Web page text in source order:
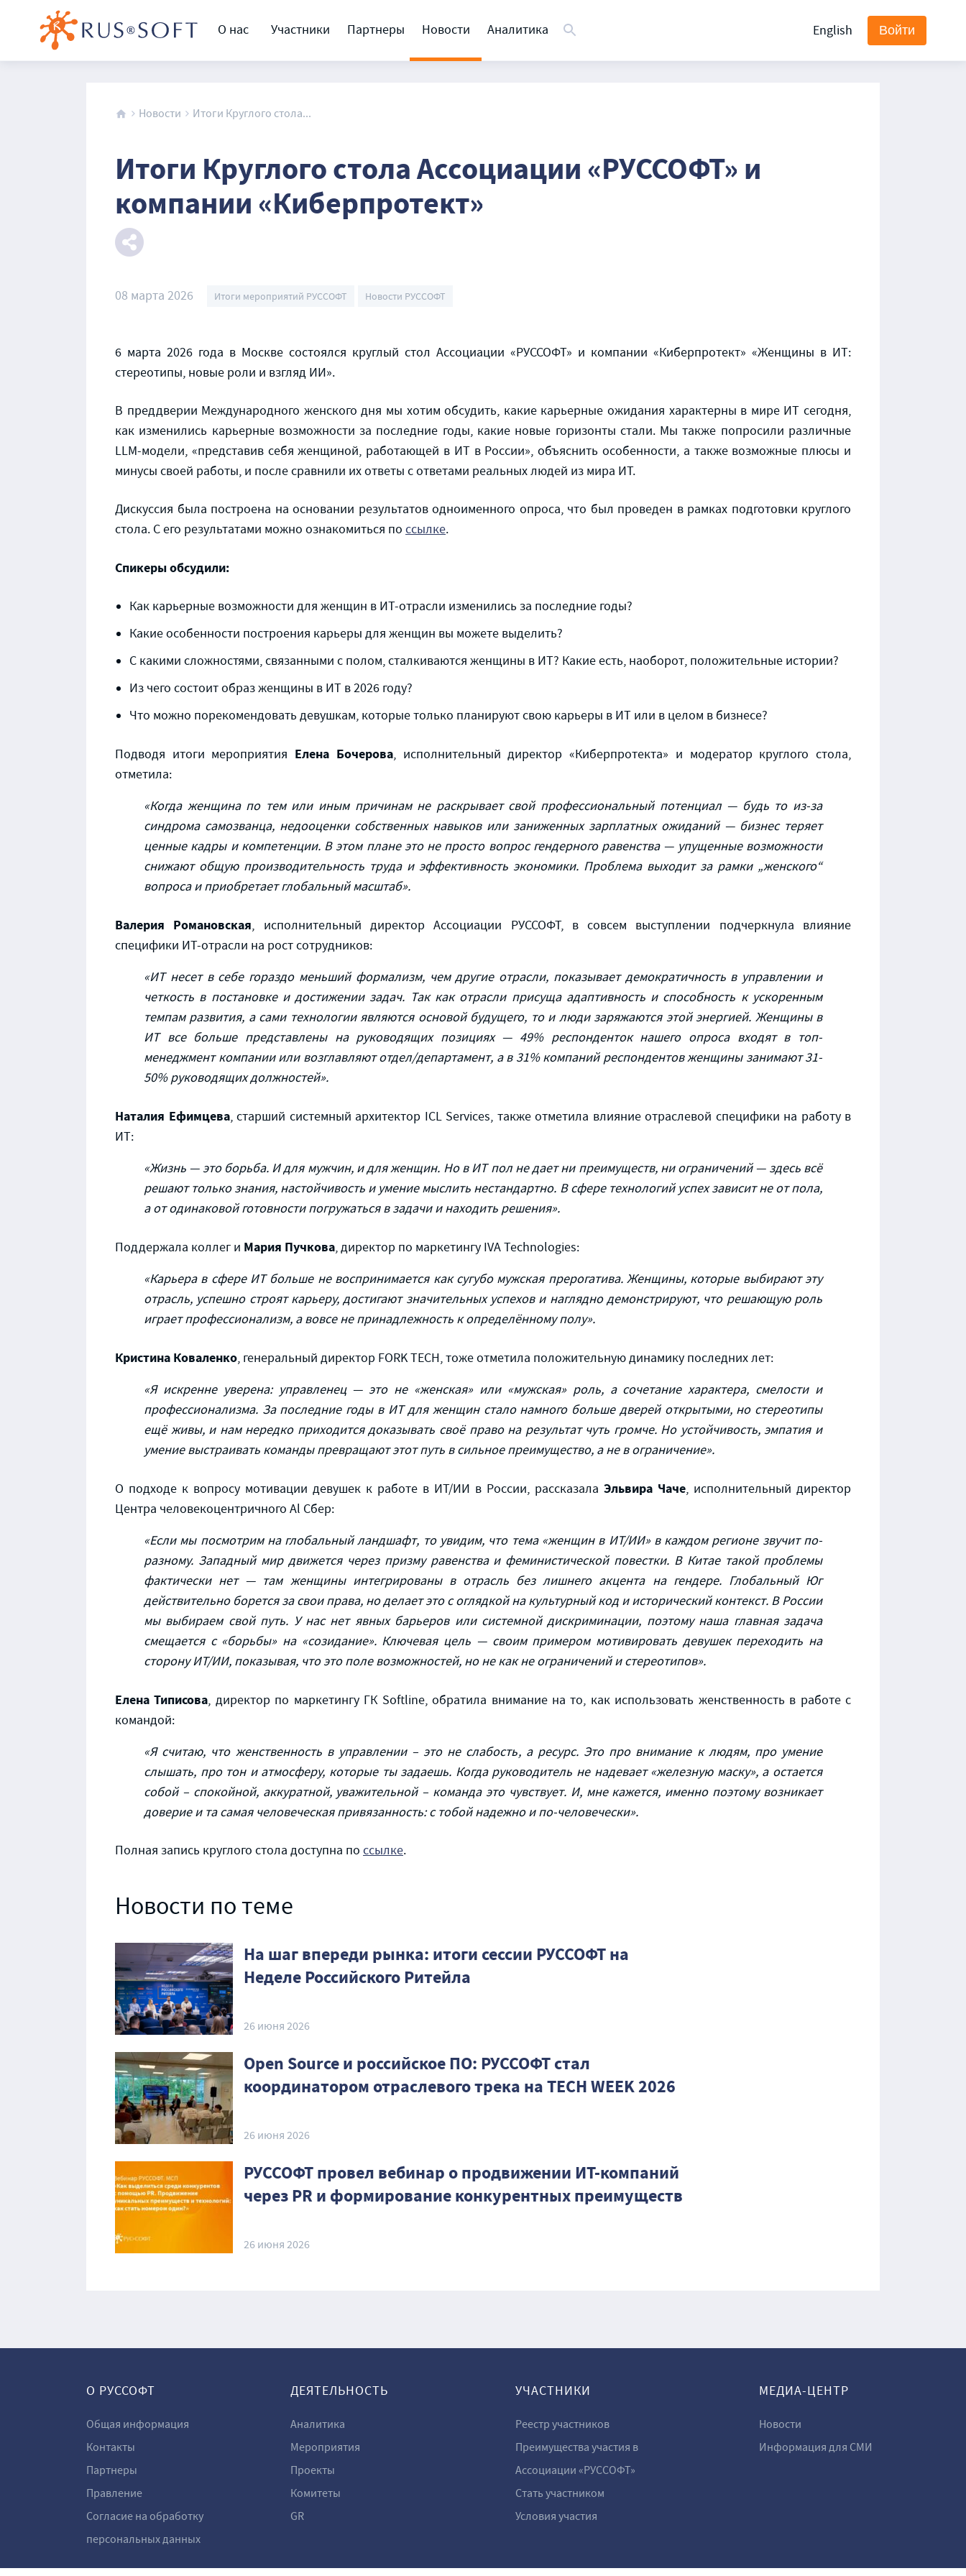
О нас Участники Партнеры Новости Аналитика English Войти
Новости Итоги Круглого стола...
Итоги Круглого стола Ассоциации «РУССОФТ» и
компании «Киберпротект»
08 марта 2026 Итоги мероприятий РУССОФТ Новости РУССОФТ
6 марта 2026 года в Москве состоялся круглый стол Ассоциации «РУССОФТ» и компании «Киберпротект» «Женщины в ИТ:
стереотипы, новые роли и взгляд ИИ».
В преддверии Международного женского дня мы хотим обсудить, какие карьерные ожидания характерны в мире ИТ сегодня,
как изменились карьерные возможности за последние годы, какие новые горизонты стали. Мы также попросили различные
LLM-модели, «представив себя женщиной, работающей в ИТ в России», объяснить особенности, а также возможные плюсы и
минусы своей работы, и после сравнили их ответы с ответами реальных людей из мира ИТ.
Дискуссия была построена на основании результатов одноименного опроса, что был проведен в рамках подготовки круглого
стола. С его результатами можно ознакомиться по ссылке.
Спикеры обсудили:
Как карьерные возможности для женщин в ИТ-отрасли изменились за последние годы?
Какие особенности построения карьеры для женщин вы можете выделить?
С какими сложностями, связанными с полом, сталкиваются женщины в ИТ? Какие есть, наоборот, положительные истории?
Из чего состоит образ женщины в ИТ в 2026 году?
Что можно порекомендовать девушкам, которые только планируют свою карьеры в ИТ или в целом в бизнесе?
Подводя итоги мероприятия Елена Бочерова, исполнительный директор «Киберпротекта» и модератор круглого стола,
отметила:
«Когда женщина по тем или иным причинам не раскрывает свой профессиональный потенциал — будь то из‑за
синдрома самозванца, недооценки собственных навыков или заниженных зарплатных ожиданий — бизнес теряет
ценные кадры и компетенции. В этом плане это не просто вопрос гендерного равенства — упущенные возможности
снижают общую производительность труда и эффективность экономики. Проблема выходит за рамки „женского“
вопроса и приобретает глобальный масштаб».
Валерия Романовская, исполнительный директор Ассоциации РУССОФТ, в совсем выступлении подчеркнула влияние
специфики ИТ-отрасли на рост сотрудников:
«ИТ несет в себе гораздо меньший формализм, чем другие отрасли, показывает демократичность в управлении и
четкость в постановке и достижении задач. Так как отрасли присуща адаптивность и способность к ускоренным
темпам развития, а сами технологии являются основой будущего, то и люди заряжаются этой энергией. Женщины в
ИТ все больше представлены на руководящих позициях — 49% респонденток нашего опроса входят в топ-
менеджмент компании или возглавляют отдел/департамент, а в 31% компаний респондентов женщины занимают 31-
50% руководящих должностей».
Наталия Ефимцева, старший системный архитектор ICL Services, также отметила влияние отраслевой специфики на работу в
ИТ:
«Жизнь — это борьба. И для мужчин, и для женщин. Но в ИТ пол не дает ни преимуществ, ни ограничений — здесь всё
решают только знания, настойчивость и умение мыслить нестандартно. В сфере технологий успех зависит не от пола,
а от одинаковой готовности погружаться в задачи и находить решения».
Поддержала коллег и Мария Пучкова, директор по маркетингу IVA Technologies:
«Карьера в сфере ИТ больше не воспринимается как сугубо мужская прерогатива. Женщины, которые выбирают эту
отрасль, успешно строят карьеру, достигают значительных успехов и наглядно демонстрируют, что решающую роль
играет профессионализм, а вовсе не принадлежность к определённому полу».
Кристина Коваленко, генеральный директор FORK TECH, тоже отметила положительную динамику последних лет:
«Я искренне уверена: управленец — это не «женская» или «мужская» роль, а сочетание характера, смелости и
профессионализма. За последние годы в ИТ для женщин стало намного больше дверей открытыми, но стереотипы
ещё живы, и нам нередко приходится доказывать своё право на результат чуть громче. Но устойчивость, эмпатия и
умение выстраивать команды превращают этот путь в сильное преимущество, а не в ограничение».
О подходе к вопросу мотивации девушек к работе в ИТ/ИИ в России, рассказала Эльвира Чаче, исполнительный директор
Центра человекоцентричного Al Сбер:
«Если мы посмотрим на глобальный ландшафт, то увидим, что тема «женщин в ИТ/ИИ» в каждом регионе звучит по-
разному. Западный мир движется через призму равенства и феминистической повестки. В Китае такой проблемы
фактически нет — там женщины интегрированы в отрасль без лишнего акцента на гендере. Глобальный Юг
действительно борется за свои права, но делает это с оглядкой на культурный код и исторический контекст. В России
мы выбираем свой путь. У нас нет явных барьеров или системной дискриминации, поэтому наша главная задача
смещается с «борьбы» на «созидание». Ключевая цель — своим примером мотивировать девушек переходить на
сторону ИТ/ИИ, показывая, что это поле возможностей, но не как не ограничений и стереотипов».
Елена Типисова, директор по маркетингу ГК Softline, обратила внимание на то, как использовать женственность в работе с
командой:
«Я считаю, что женственность в управлении – это не слабость, а ресурс. Это про внимание к людям, про умение
слышать, про тон и атмосферу, которые ты задаешь. Когда руководитель не надевает «железную маску», а остается
собой – спокойной, аккуратной, уважительной – команда это чувствует. И, мне кажется, именно поэтому возникает
доверие и та самая человеческая привязанность: с тобой надежно и по-человечески».
Полная запись круглого стола доступна по ссылке.
Новости по теме
На шаг впереди рынка: итоги сессии РУССОФТ на
Неделе Российского Ритейла
26 июня 2026
Open Source и российское ПО: РУССОФТ стал
координатором отраслевого трека на TECH WEEK 2026
26 июня 2026
РУССОФТ провел вебинар о продвижении ИТ-компаний
через PR и формирование конкурентных преимуществ
26 июня 2026
О РУССОФТ
Общая информация
Контакты
Партнеры
Правление
Согласие на обработку
персональных данных
ДЕЯТЕЛЬНОСТЬ
Аналитика
Мероприятия
Проекты
Комитеты
GR
УЧАСТНИКИ
Реестр участников
Преимущества участия в
Ассоциации «РУССОФТ»
Стать участником
Условия участия
МЕДИА-ЦЕНТР
Новости
Информация для СМИ